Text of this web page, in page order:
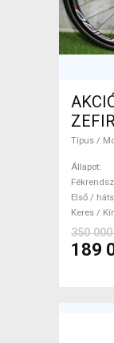
T38
Felni
Típus /
Állapot
Első /
Keres /
350
189